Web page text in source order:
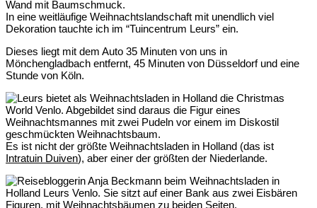
In eine weitläufige Weihnachtslandschaft mit unendlich viel
Dekoration tauchte ich im “Tuincentrum Leurs” ein.
Dieses liegt mit dem Auto 35 Minuten von uns in
Mönchengladbach entfernt, 45 Minuten von Düsseldorf und eine
Stunde von Köln.
Es ist nicht der größte Weihnachtsladen in Holland (das ist
Intratuin Duiven), aber einer der größten der Niederlande.